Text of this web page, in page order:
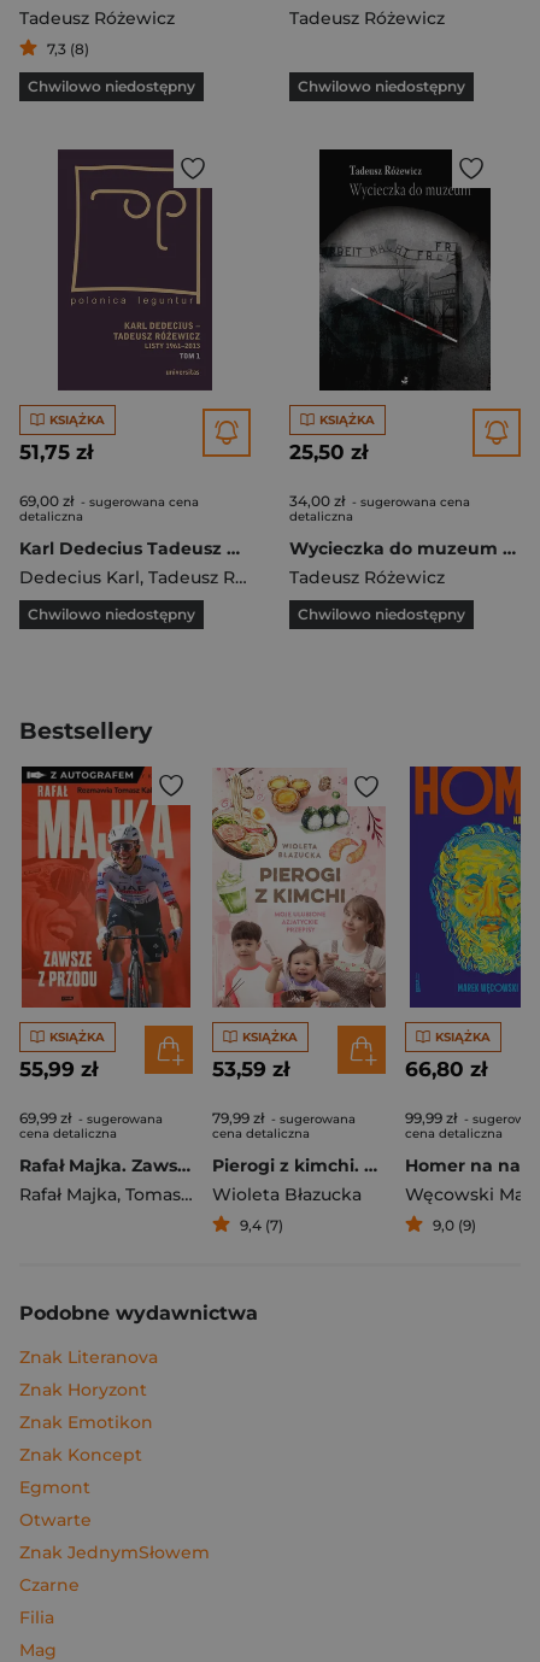
Tadeusz Różewicz
7,3 (8)
Chwilowo niedostępny
Tadeusz Różewicz
Chwilowo niedostępny
KSIĄŻKA
51,75 zł
69,00 zł - sugerowana cena
detaliczna
Karl Dedecius Tadeusz Różewicz Listy 1961-2013 Tom 1/2
Dedecius Karl, Tadeusz Różewicz
Chwilowo niedostępny
KSIĄŻKA
25,50 zł
34,00 zł - sugerowana cena
detaliczna
Wycieczka do muzeum Wybór opowiadań
Tadeusz Różewicz
Chwilowo niedostępny
Bestsellery
KSIĄŻKA
55,99 zł
69,99 zł - sugerowana
cena detaliczna
Rafał Majka. Zawsze z przodu. Rozmawia Tomasz Kalemba - książka z autografem
Rafał Majka, Tomasz Kalemba
KSIĄŻKA
53,59 zł
79,99 zł - sugerowana
cena detaliczna
Pierogi z kimchi. Moje ulubione azjatyckie przepisy
Wioleta Błazucka
9,4 (7)
KSIĄŻKA
66,80 zł
99,99 zł -
cena detaliczna
Węcowski
9,0 (9)
Podobne wydawnictwa
Znak Literanova
Znak Horyzont
Znak Emotikon
Znak Koncept
Egmont
Otwarte
Znak JednymSłowem
Czarne
Filia
Mag